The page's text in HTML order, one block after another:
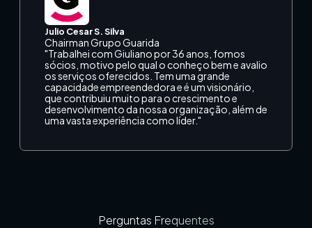
Julio Cesar S. Silva
Chairman Grupo Guarida
"Trabalhei com Giuliano por 36 anos, fomos
sócios, motivo pelo qual o conheço bem e avalio
os serviços oferecidos. Tem uma grande
capacidade empreendedora e é um visionário,
que contribuiu muito para o crescimento e
desenvolvimento da nossa organização, além de
uma vasta experiência como líder."
Perguntas Frequentes